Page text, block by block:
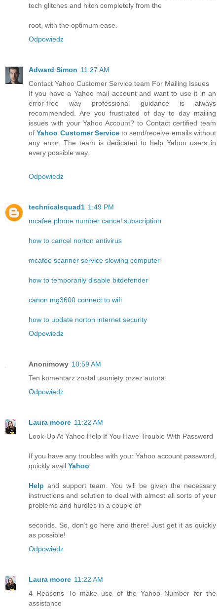
tech glitches and hitch completely from the
root, with the optimum ease.
Odpowiedz
Adward Simon 11:27 AM
Contact Yahoo Customer Service team For Mailing Issues
If you have a Yahoo mail account and want to use it in an
error-free way professional guidance is always
recommended. Are you frustrated of day to day mailing
issues with your Yahoo Account? to Contact certified team
ofYahoo Customer Serviceto send/receive emails without
any error. The team is dedicated to help Yahoo users in
every possible way.
Odpowiedz
technicalsquad1 1:49 PM
mcafee phone number cancel subscription
how to cancel norton antivirus
mcafee scanner service slowing computer
how to temporarily disable bitdefender
canon mg3600 connect to wifi
how to update norton internet security
Odpowiedz
Anonimowy 10:59 AM
Ten komentarz został usunięty przez autora.
Odpowiedz
Laura moore 11:22 AM
Look-Up At Yahoo Help If You Have Trouble With Password
If you have any troubles with your Yahoo account password,
quickly avail Yahoo
Help and support team. You will be given the necessary
instructions and solution to deal with almost all sorts of your
problems and hurdles in a couple of
seconds. So, don’t go here and there! Just get it as quickly
as possible!
Odpowiedz
Laura moore 11:22 AM
4 Reasons To make use of the Yahoo Number for the
assistance